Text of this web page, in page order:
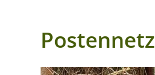
Postennetz